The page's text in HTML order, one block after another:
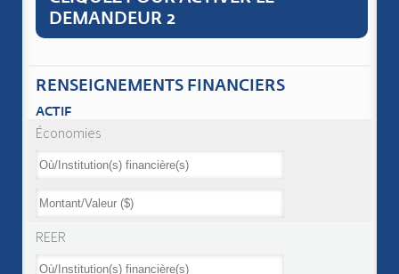
DEMANDEUR 2
RENSEIGNEMENTS FINANCIERS
ACTIF
Économies
REER